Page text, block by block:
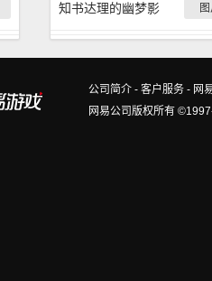
知书达理的幽梦影
公司简介 - 客户服务 - 网
网易公司版权所有